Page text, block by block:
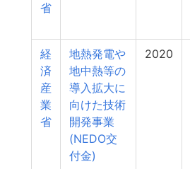
省
経
済
産
業
省
地熱発電や
地中熱等の
導入拡大に
向けた技術
開発事業
(NEDO交
付金)
2020